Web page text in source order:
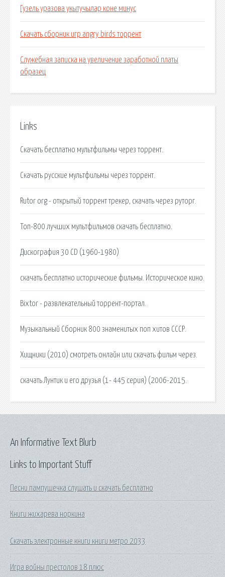
Гузель уразова укытучылар коне минус
Скачать сборник игр angry birds торрент
Служебная записка на увеличение заработной платы
образец
Links
Скачать бесплатно мультфильмы через торрент.
Скачать русские мультфильмы через торрент.
Rutor org - открытый торрент трекер, скачать через руторг.
Топ-800 лучших мультфильмов скачать бесплатно.
Дискография 30 CD (1960-1980)
скачать бесплатно исторические фильмы. Историческое кино.
Bixtor - развлекательный торрент-портал.
Музыкальный Сборник 800 знаменитых поп хитов СССР.
Хищники (2010) смотреть онлайн или скачать фильм через.
скачать Лунтик и его друзья (1- 445 серия) (2006-2015.
Links to Important Stuff
Песни пампушечка слушать и скачать бесплатно
Книги жихарева норкина
Скачать электронные книги книги метро 2033
Игра войны престолов 18 плюс
An Informative Text Blurb